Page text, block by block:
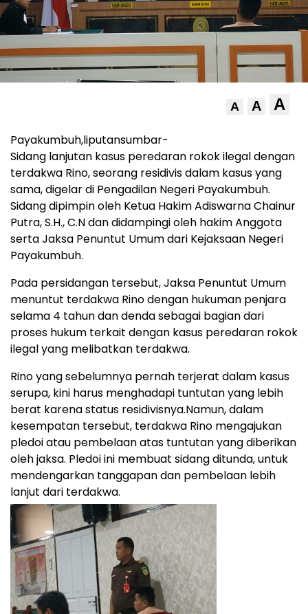
A A A
Payakumbuh,liputansumbar-
Sidang lanjutan kasus peredaran rokok ilegal dengan
terdakwa Rino, seorang residivis dalam kasus yang
sama, digelar di Pengadilan Negeri Payakumbuh.
Sidang dipimpin oleh Ketua Hakim Adiswarna Chainur
Putra, S.H., C.N dan didampingi oleh hakim Anggota
serta Jaksa Penuntut Umum dari Kejaksaan Negeri
Payakumbuh.
Pada persidangan tersebut, Jaksa Penuntut Umum
menuntut terdakwa Rino dengan hukuman penjara
selama 4 tahun dan denda sebagai bagian dari
proses hukum terkait dengan kasus peredaran rokok
ilegal yang melibatkan terdakwa.
Rino yang sebelumnya pernah terjerat dalam kasus
serupa, kini harus menghadapi tuntutan yang lebih
berat karena status residivisnya.Namun, dalam
kesempatan tersebut, terdakwa Rino mengajukan
pledoi atau pembelaan atas tuntutan yang diberikan
oleh jaksa. Pledoi ini membuat sidang ditunda, untuk
mendengarkan tanggapan dan pembelaan lebih
lanjut dari terdakwa.